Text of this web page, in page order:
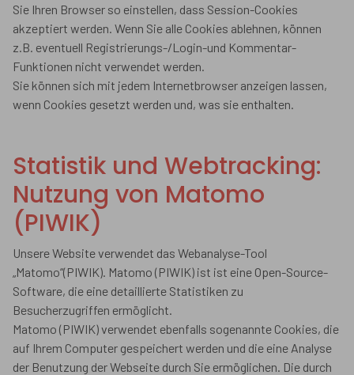
Sie Ihren Browser so einstellen, dass Session-Cookies
akzeptiert werden. Wenn Sie alle Cookies ablehnen, können
z.B. eventuell Registrierungs-/Login-und Kommentar-
Funktionen nicht verwendet werden.
Sie können sich mit jedem Internetbrowser anzeigen lassen,
wenn Cookies gesetzt werden und, was sie enthalten.
Statistik und Webtracking:
Nutzung von Matomo
(PIWIK)
Unsere Website verwendet das Webanalyse-Tool
„Matomo“(PIWIK). Matomo (PIWIK) ist ist eine Open-Source-
Software, die eine detaillierte Statistiken zu
Besucherzugriffen ermöglicht.
Matomo (PIWIK) verwendet ebenfalls sogenannte Cookies, die
auf Ihrem Computer gespeichert werden und die eine Analyse
der Benutzung der Webseite durch Sie ermöglichen. Die durch